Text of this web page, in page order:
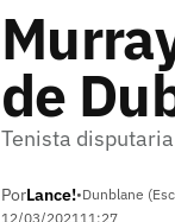
de
Tenista
PorLance!•Dunblane
12/03/202111:27